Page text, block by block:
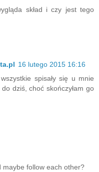
skład i czy jest tego
16 lutego 2015 16:16
spisały się u mnie
dziś, choć skończyłam go
maybe follow each other?